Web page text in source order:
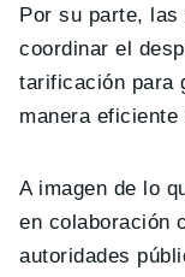
Por su parte,
coordinar el
tarificación para
manera eficiente
A imagen de lo
en colaboración
autoridades